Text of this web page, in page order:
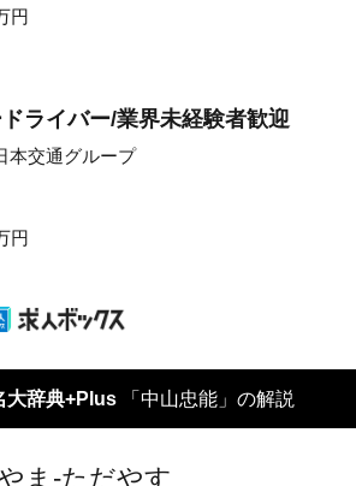
円
ライバー/業界未経験者歓迎
本交通グループ
円
大辞典+Plus 「中山忠能」の解説
ま-ただやす